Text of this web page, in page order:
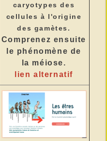
caryotypes des
cellules à l'origine
des gamètes.
Comprenez ensuite
le phénomène de
la méiose.
lien alternatif